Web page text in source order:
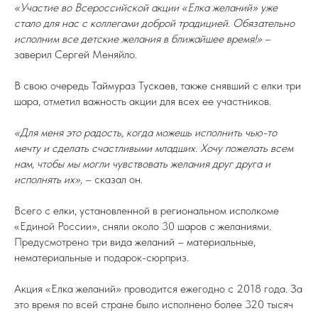
«Участие во Всероссийской акции «Елка желаний» уже
стало для нас с коллегами доброй традицией. Обязательно
исполним все детские желания в ближайшее время!» –
заверил Сергей Меняйло.
В свою очередь Таймураз Тускаев, также снявший с елки три
шара, отметил важность акции для всех ее участников.
«Для меня это радость, когда можешь исполнить чью-то
мечту и сделать счастливыми младших. Хочу пожелать всем
нам, чтобы мы могли чувствовать желания друг друга и
исполнять их», – сказал он.
Всего с елки, установленной в региональном исполкоме
«Единой России», сняли около 30 шаров с желаниями.
Предусмотрено три вида желаний – материальные,
нематериальные и подарок-сюрприз.
Акция «Елка желаний» проводится ежегодно с 2018 года. За
это время по всей стране было исполнено более 320 тысяч